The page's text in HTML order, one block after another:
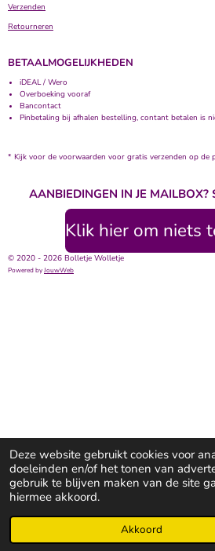
Deze website gebruikt cookies voor
doeleinden en/of het tonen van
gebruik te blijven maken van de site
hiermee akkoord.
Akkoord
Verzenden
Retourneren
BETAALMOGELIJKHEDEN
iDEAL / Wero
Overboeking vooraf
Bancontact
Pinbetaling bij afhalen bestelling, contant betalen is
* Kijk voor de voorwaarden voor gratis verzenden op de
AANBIEDINGEN IN JE MAILBOX?
Klik hier om niets
© 2020 - 2026 Bolletje Wolletje
Powered byJouwWeb
Telefoonnummer